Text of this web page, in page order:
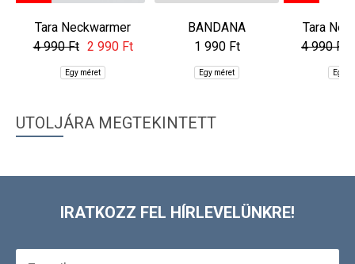
Tara Neckwarmer
4 990 Ft 2 990 Ft
Egy méret
BANDANA
1 990 Ft
Egy méret
Tara
4 990 Ft
Egy
UTOLJÁRA MEGTEKINTETT
IRATKOZZ FEL HÍRLEVELÜNKRE!